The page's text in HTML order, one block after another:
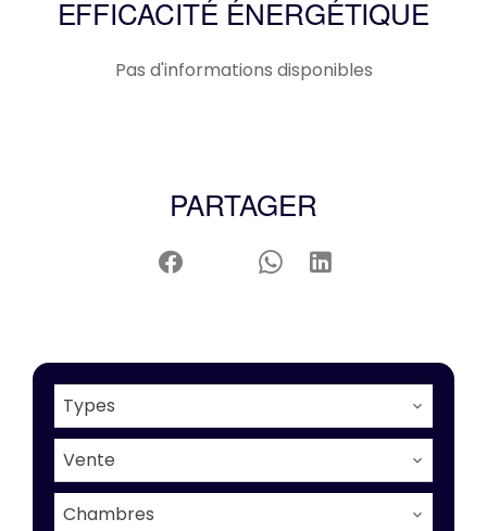
EFFICACITÉ ÉNERGÉTIQUE
Pas d'informations disponibles
PARTAGER
Types
Vente
Chambres